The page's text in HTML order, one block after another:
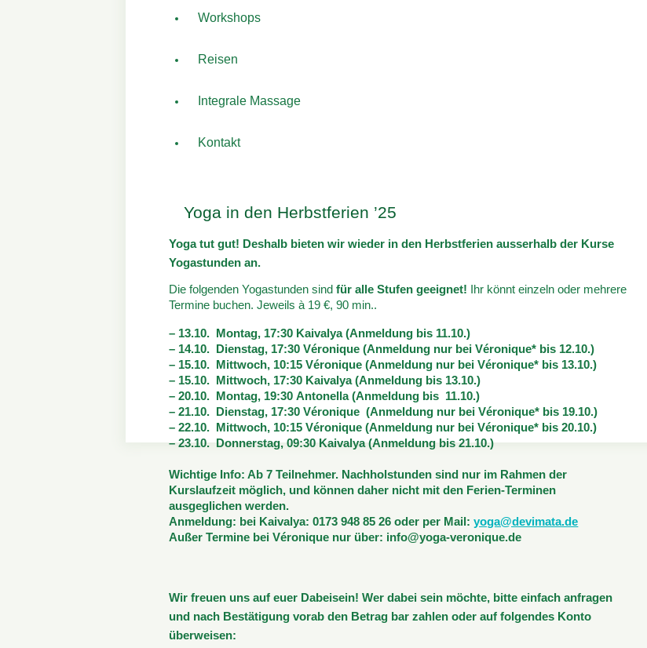
Workshops
Reisen
Integrale Massage
Kontakt
Yoga in den Herbstferien ’25
Yoga tut gut! Deshalb bieten wir wieder in den Herbstferien ausserhalb der Kurse
Yogastunden an.
Die folgenden Yogastunden sindfür alle Stufen geeignet! Ihr könnt einzeln oder mehrere
Termine buchen. Jeweils à 19 €, 90 min..
– 13.10. Montag, 17:30 Kaivalya (Anmeldung bis 11.10.)
– 14.10. Dienstag, 17:30 Véronique(Anmeldung nur bei Véronique* bis 12.10.)
– 15.10. Mittwoch, 10:15 Véronique(Anmeldung nur bei Véronique* bis 13.10.)
– 15.10. Mittwoch, 17:30 Kaivalya (Anmeldung bis 13.10.)
– 20.10. Montag, 19:30 Antonella (Anmeldung bis 11.10.)
– 21.10. Dienstag, 17:30 Véronique(Anmeldung nur bei Véronique* bis 19.10.)
– 22.10. Mittwoch, 10:15 Véronique(Anmeldung nur bei Véronique* bis 20.10.)
– 23.10. Donnerstag, 09:30 Kaivalya (Anmeldung bis21.10.)
Wichtige Info: Ab 7 Teilnehmer. Nachholstunden sind nur im Rahmen der
Kurslaufzeit möglich, und können daher nicht mit den Ferien-Terminen
ausgeglichen werden.
Anmeldung: bei Kaivalya: 0173 948 85 26 oder per Mail:yoga@devimata.de
Außer Termine bei Véronique nur über: info@yoga-veronique.de
Wir freuen uns auf euer Dabeisein! Wer dabei sein möchte, bitte einfach anfragen
und nach Bestätigung vorab den Betrag bar zahlen oder auf folgendes Konto
überweisen: